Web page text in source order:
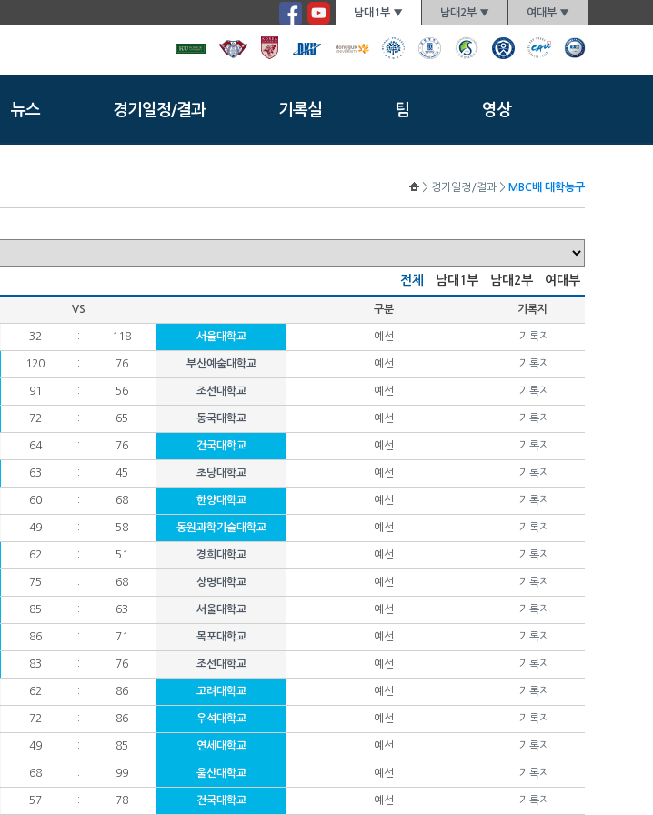
남대1부 ▼ 남대2부 ▼ 여대부 ▼
뉴스 경기일정/결과 기록실 팀 영상
> 경기일정/결과 > MBC배 대학농구
전체 남대1부 남대2부 여대부
VS 구분 기록지
32 : 118 서울대학교 예선 기록지
120 : 76 부산예술대학교 예선 기록지
91 : 56 조선대학교 예선 기록지
72 : 65 동국대학교 예선 기록지
64 : 76 건국대학교 예선 기록지
63 : 45 초당대학교 예선 기록지
60 : 68 한양대학교 예선 기록지
49 : 58 동원과학기술대학교 예선 기록지
62 : 51 경희대학교 예선 기록지
75 : 68 상명대학교 예선 기록지
85 : 63 서울대학교 예선 기록지
86 : 71 목포대학교 예선 기록지
83 : 76 조선대학교 예선 기록지
62 : 86 고려대학교 예선 기록지
72 : 86 우석대학교 예선 기록지
49 : 85 연세대학교 예선 기록지
68 : 99 울산대학교 예선 기록지
57 : 78 건국대학교 예선 기록지